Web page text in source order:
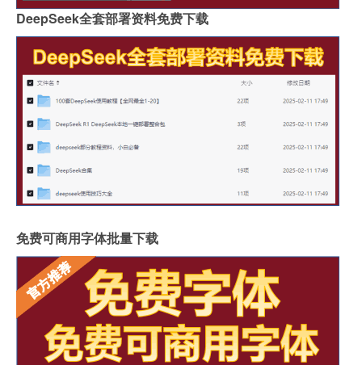
DeepSeek全套部署资料免费下载
免费可商用字体批量下载